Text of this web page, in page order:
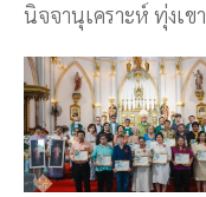
นิจจานุเคราะห์ ทุ่งเข